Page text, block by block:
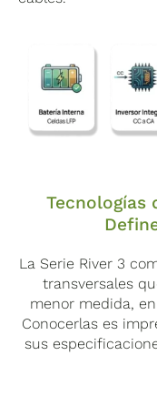
Tecnologías
La Serie River 3
transversales
menor medida,
Conocerlas es
sus